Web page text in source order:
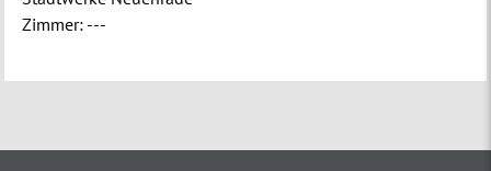
Zimmer: ---